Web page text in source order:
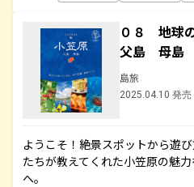
０８ 地球
父島 母島
島旅
2025.04.10 発売
ようこそ！絶景スポットから遊
たちが教えてくれた小笠原の魅
へ。